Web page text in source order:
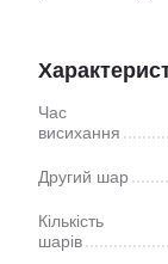
Час
висихання
Другий шар
Кількість
шарів